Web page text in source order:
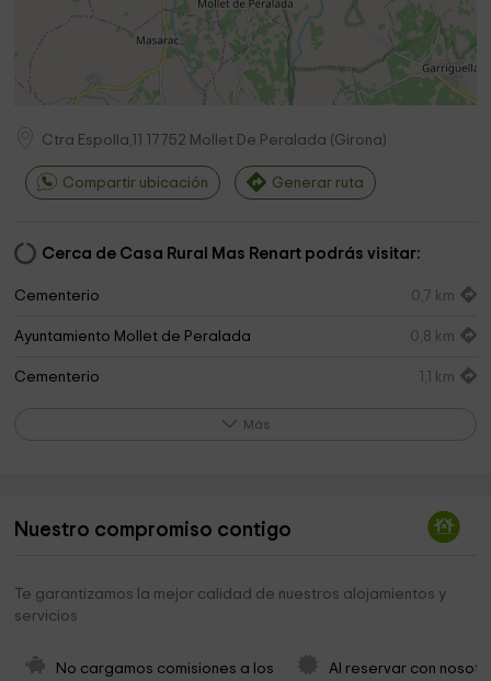
Ctra Espolla,11 17752 Mollet De Peralada (Girona)
Compartir ubicación Generar ruta
Cerca de Casa Rural Mas Renart podrás visitar:
Cementerio 0,7 km
Ayuntamiento Mollet de Peralada 0,8 km
Cementerio 1,1 km
Cementerio 2,3 km
Cal Mantu
Ayuntamiento De Rabos
Más
Nuestro compromiso contigo
Te garantizamos la mejor calidad de nuestros alojamientos y
servicios
No cargamos comisiones a los
Al reservar con